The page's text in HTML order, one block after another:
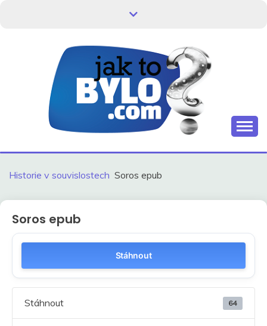
HISTORIE V
SOUVISLOSTECH
Historie v souvislostech Soros epub
Soros epub
Stáhnout
Stáhnout 64